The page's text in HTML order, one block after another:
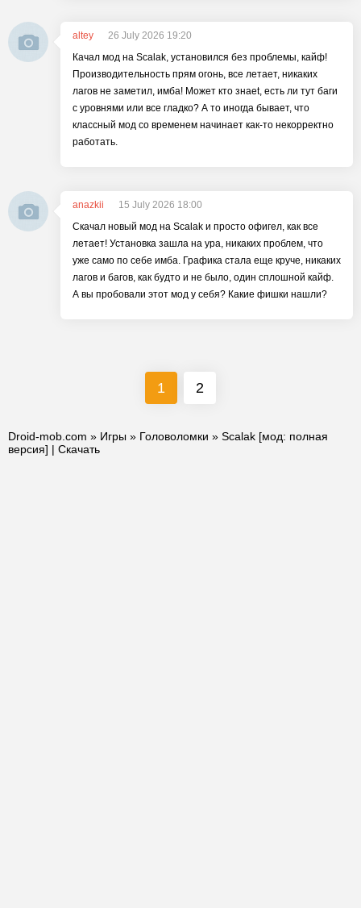
altey
26 July 2026 19:20
Качал мод на Scalak, установился без проблемы, кайф!
Производительность прям огонь, все летает, никаких
лагов не заметил, имба! Может кто знаet, есть ли тут баги
с уровнями или все гладко? А то иногда бывает, что
классный мод со временем начинает как-то некорректно
работать.
anazkii
15 July 2026 18:00
Скачал новый мод на Scalak и просто офигел, как все
летает! Установка зашла на ура, никаких проблем, что
уже само по себе имба. Графика стала еще круче, никаких
лагов и багов, как будто и не было, один сплошной кайф.
А вы пробовали этот мод у себя? Какие фишки нашли?
1 2
Droid-mob.com » Игры » Головоломки » Scalak [мод: полная
версия] | Скачать